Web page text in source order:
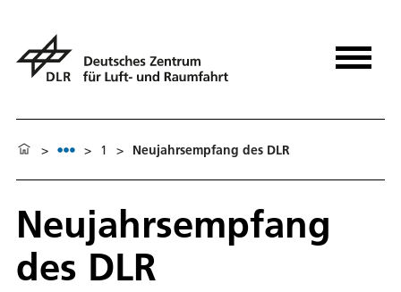
> > 1 > Neujahrsempfang des DLR
Neujahrsempfang
des DLR